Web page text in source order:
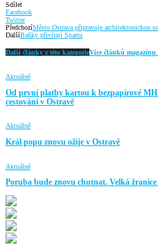
Sdílet
Facebook
Twitter
PředchozíMěsto Ostrava připravuje architektonickou
DalšíBaňky přivítají Spartu
Další články z této kategorieVíce článků
Aktuálně
Od první platby kartou k bezpapírové
cestování v Ostravě
Aktuálně
Král popu znovu ožije v Ostravě
Aktuálně
Poruba bude znovu chutnat. Velká žranice